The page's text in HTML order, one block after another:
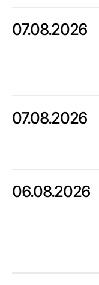
07.08.2026
07.08.2026
06.08.2026